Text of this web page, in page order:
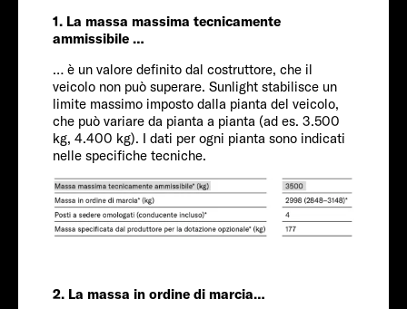
1. La massa massima tecnicamente
ammissibile …
… è un valore definito dal costruttore, che il
veicolo non può superare. Sunlight stabilisce un
limite massimo imposto dalla pianta del veicolo,
che può variare da pianta a pianta (ad es. 3.500
kg, 4.400 kg). I dati per ogni pianta sono indicati
nelle specifiche tecniche.
2. La massa in ordine di marcia…
FIAT
Passeggeri
4-5
Dimensioni